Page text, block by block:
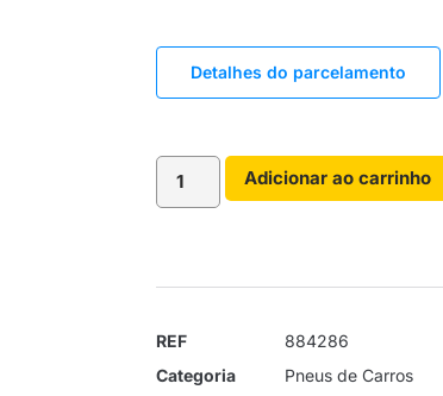
Detalhes do parcelamento
Adicionar ao carrinho
REF
884286
Categoria
Pneus de Carros